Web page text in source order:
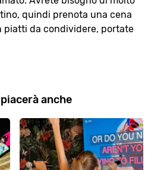
quindi prenota una cena
piatti da condividere, portate
anche